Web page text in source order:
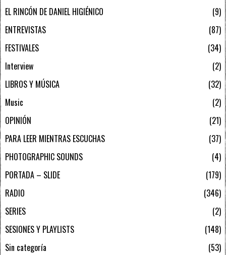
EL RINCÓN DE DANIEL HIGIÉNICO
9
ENTREVISTAS
87
FESTIVALES
34
Interview
2
LIBROS Y MÚSICA
32
Music
2
OPINIÓN
21
PARA LEER MIENTRAS ESCUCHAS
37
PHOTOGRAPHIC SOUNDS
4
PORTADA – SLIDE
179
RADIO
346
SERIES
2
SESIONES Y PLAYLISTS
148
Sin categoría
53